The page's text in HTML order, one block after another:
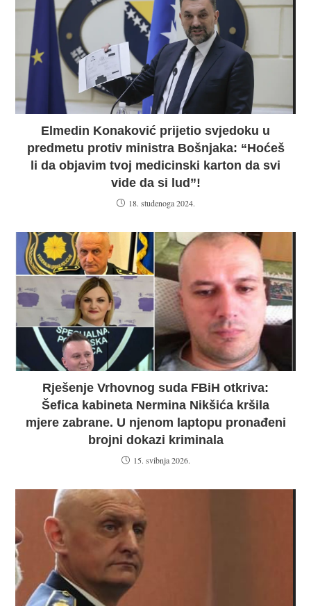
Elmedin Konaković prijetio svjedoku u
predmetu protiv ministra Bošnjaka: “Hoćeš
li da objavim tvoj medicinski karton da svi
vide da si lud”!
18. studenoga 2024.
Rješenje Vrhovnog suda FBiH otkriva:
Šefica kabineta Nermina Nikšića kršila
mjere zabrane. U njenom laptopu pronađeni
brojni dokazi kriminala
15. svibnja 2026.